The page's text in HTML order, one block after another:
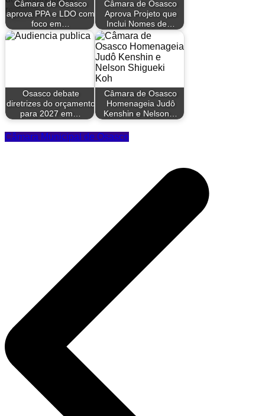
Câmara de Osasco
aprova PPA e LDO com
foco em…
Câmara de Osasco
Aprova Projeto que
Inclui Nomes de…
Osasco debate
diretrizes do orçamento
para 2027 em…
Câmara de Osasco
Homenageia Judô
Kenshin e Nelson…
Câmara Municipal de Osasco